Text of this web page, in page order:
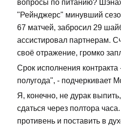
вопросы по питанию?
"Рейнджерс" минувший
67 матчей, забросил 29
ассистировал партнерам.
своё отражение, громко
Срок исполнения контракта
полугода", - подчеркивает
Я, конечно, не дурак
сдаться через полтора
противень и поставить в